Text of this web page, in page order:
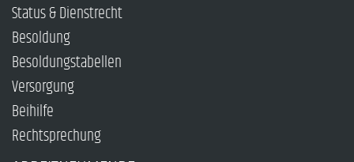
Status & Dienstrecht
Besoldung
Besoldungstabellen
Versorgung
Beihilfe
Rechtsprechung